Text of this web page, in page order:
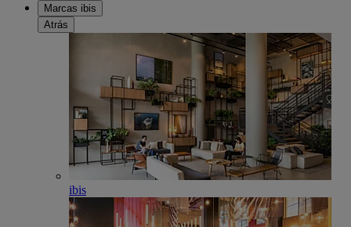
Marcas ibis
Atrás
ibis